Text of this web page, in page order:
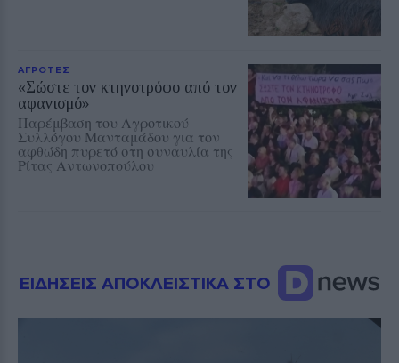
ΑΓΡΟΤΕΣ
«Σώστε τον κτηνοτρόφο από τον
αφανισμό»
Παρέμβαση του Αγροτικού
Συλλόγου Μανταμάδου για τον
αφθώδη πυρετό στη συναυλία της
Ρίτας Αντωνοπούλου
ΕΙΔΗΣΕΙΣ ΑΠΟΚΛΕΙΣΤΙΚΑ ΣΤΟ